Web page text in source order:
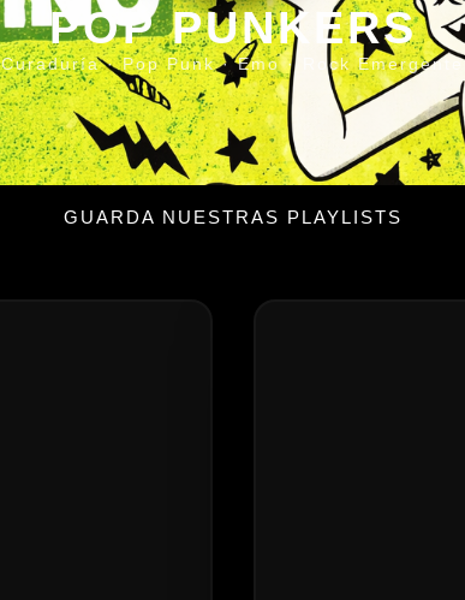
POP PUNKERS
Curaduría · Pop Punk · Emo · Rock Emergente
GUARDA NUESTRAS PLAYLISTS